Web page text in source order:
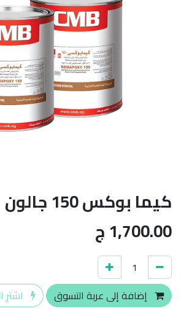
كيما بوكس 150 جالون
1,700.00ج
إضافة إلى عربة التسوق اشترِ